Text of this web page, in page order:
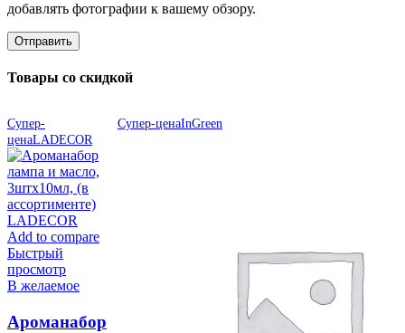
добавлять фотографии к вашему обзору.
Товары со скидкой
Супер-
ценаLADECOR
Add to compare
Быстрый
просмотр
В желаемое
Ароманабор
Супер-ценаInGreen